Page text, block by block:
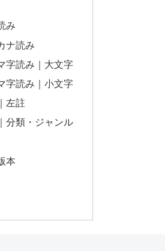
み
ナ読み
字読み｜大文字
字読み｜小文字
左註
分類・ジャンル
本